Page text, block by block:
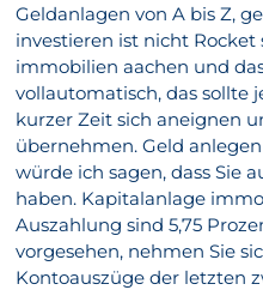
Geldanlagen von A bis Z,
investieren ist nicht Rocket
immobilien aachen und
vollautomatisch, das sollte
kurzer Zeit sich aneignen
übernehmen. Geld
würde ich sagen, dass Sie
haben. Kapitalanlage
Auszahlung sind 5,75
vorgesehen, nehmen Sie
Kontoauszüge der letzten